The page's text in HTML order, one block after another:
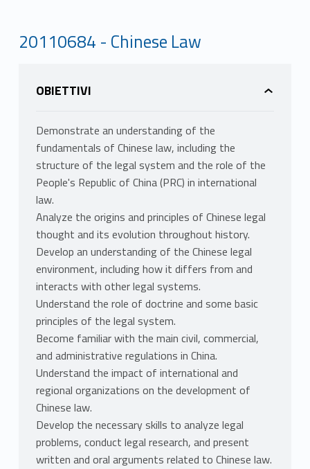
20110684 - Chinese Law
OBIETTIVI
Demonstrate an understanding of the
fundamentals of Chinese law, including the
structure of the legal system and the role of the
People's Republic of China (PRC) in international
law.
Analyze the origins and principles of Chinese legal
thought and its evolution throughout history.
Develop an understanding of the Chinese legal
environment, including how it differs from and
interacts with other legal systems.
Understand the role of doctrine and some basic
principles of the legal system.
Become familiar with the main civil, commercial,
and administrative regulations in China.
Understand the impact of international and
regional organizations on the development of
Chinese law.
Develop the necessary skills to analyze legal
problems, conduct legal research, and present
written and oral arguments related to Chinese law.